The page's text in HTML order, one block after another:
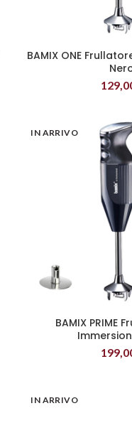
LEGGI
BAMIX ONE
IN ARRIVO
LEGGI
BAMIX PRIME
IN ARRIVO